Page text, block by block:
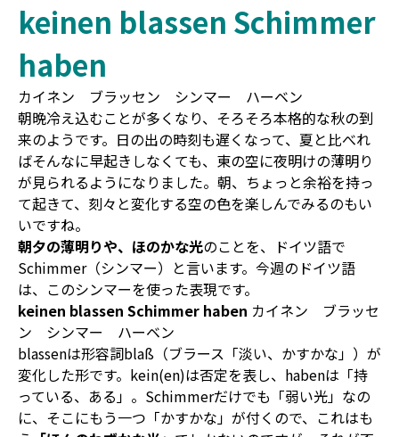
keinen blassen Schimmer
haben
カイネン ブラッセン シンマー ハーベン
朝晩冷え込むことが多くなり、そろそろ本格的な秋の到
来のようです。日の出の時刻も遅くなって、夏と比べれ
ばそんなに早起きしなくても、東の空に夜明けの薄明り
が見られるようになりました。朝、ちょっと余裕を持っ
て起きて、刻々と変化する空の色を楽しんでみるのもい
いですね。
朝夕の薄明りや、ほのかな光のことを、ドイツ語で
Schimmer（シンマー）と言います。今週のドイツ語
は、このシンマーを使った表現です。
keinen blassen Schimmer haben カイネン ブラッセ
ン シンマー ハーベン
blassenは形容詞blaß（ブラース「淡い、かすかな」）が
変化した形です。kein(en)は否定を表し、habenは「持
っている、ある」。Schimmerだけでも「弱い光」なの
に、そこにもう一つ「かすかな」が付くので、これはも